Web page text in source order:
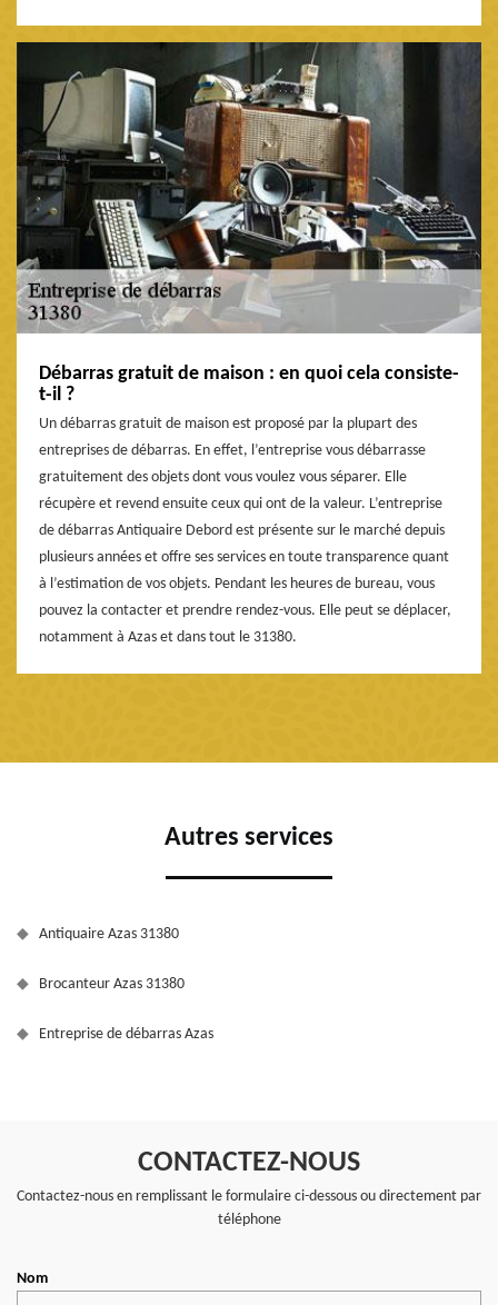
Débarras gratuit de maison : en quoi cela consiste-
t-il ?
Un débarras gratuit de maison est proposé par la plupart des
entreprises de débarras. En effet, l’entreprise vous débarrasse
gratuitement des objets dont vous voulez vous séparer. Elle
récupère et revend ensuite ceux qui ont de la valeur. L’entreprise
de débarras Antiquaire Debord est présente sur le marché depuis
plusieurs années et offre ses services en toute transparence quant
à l’estimation de vos objets. Pendant les heures de bureau, vous
pouvez la contacter et prendre rendez-vous. Elle peut se déplacer,
notamment à Azas et dans tout le 31380.
Autres services
Antiquaire Azas 31380
Brocanteur Azas 31380
Entreprise de débarras Azas
CONTACTEZ-NOUS
Contactez-nous en remplissant le formulaire ci-dessous ou directement par
téléphone
Nom